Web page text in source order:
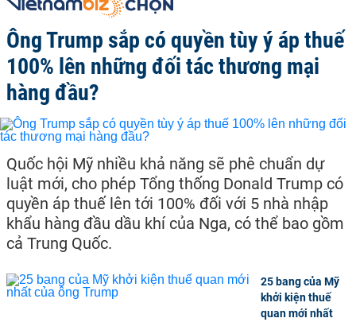
Ông Trump sắp có quyền tùy ý áp thuế
100% lên những đối tác thương mại
hàng đầu?
Quốc hội Mỹ nhiều khả năng sẽ phê chuẩn dự
luật mới, cho phép Tổng thống Donald Trump có
quyền áp thuế lên tới 100% đối với 5 nhà nhập
khẩu hàng đầu dầu khí của Nga, có thể bao gồm
cả Trung Quốc.
25 bang của Mỹ
khởi kiện thuế
quan mới nhất